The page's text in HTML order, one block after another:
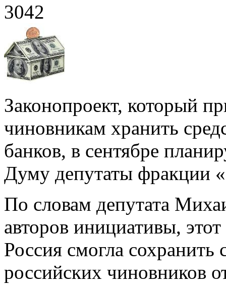
3042
Законопроект, который
чиновникам хранить
банков, в сентябре
Думу депутаты фракции
По словам депутата
авторов инициативы,
Россия смогла сохранить
российских чиновников